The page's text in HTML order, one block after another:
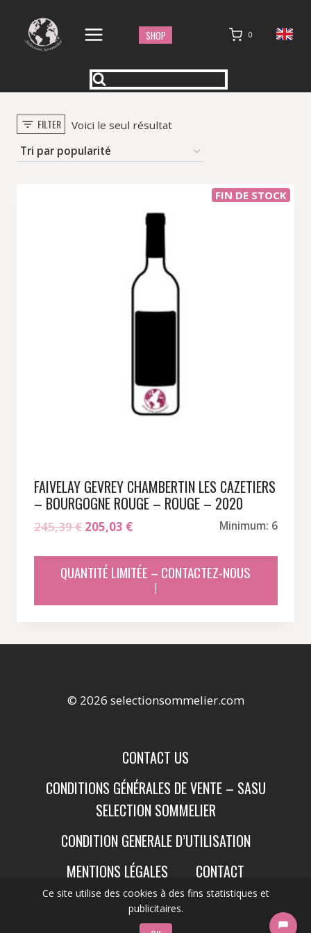
Ce site utilise des cookies à des fins statistiques et
publicitaires.
contenu
SHOP 0
FILTER Voici le seul résultat
FIN DE STOCK
FAIVELAY GEVREY CHAMBERTIN LES CAZETIERS
– BOURGOGNE ROUGE – ROUGE – 2020
245,39€ Le
initial
était :
205,03 €Le
actuel
est :
Minimum: 6
QUANTITÉ LIMITÉE – CONTACTEZ-NOUS
!
© 2026 selectionsommelier.com
CONTACT US
CONDITIONS GÉNÉRALES DE VENTE – SASU
SELECTION SOMMELIER
CONDITION GENERALE D’UTILISATION
MENTIONS LÉGALES
CONTACT